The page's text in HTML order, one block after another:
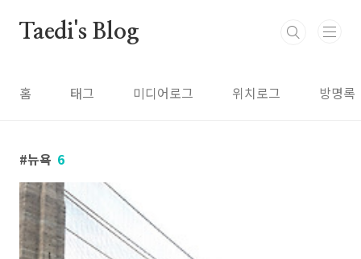
Taedi's Blog
홈 태그 미디어로그 위치로그 방명록
뉴욕 6